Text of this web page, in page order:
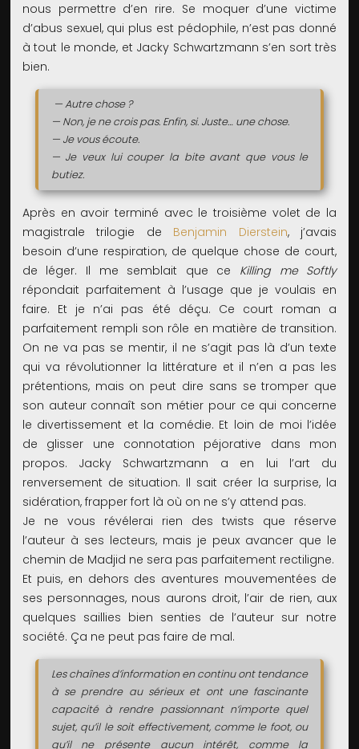
nous permettre d’en rire. Se moquer d’une victime
d’abus sexuel, qui plus est pédophile, n’est pas donné
à tout le monde, et Jacky Schwartzmann s’en sort très
bien.
— Autre chose ?
— Non, je ne crois pas. Enfin, si. Juste… une chose.
— Je vous écoute.
— Je veux lui couper la bite avant que vous le
butiez.
Après en avoir terminé avec le troisième volet de la
magistrale trilogie de Benjamin Dierstein, j’avais
besoin d’une respiration, de quelque chose de court,
de léger. Il me semblait que ce Killing me Softly
répondait parfaitement à l’usage que je voulais en
faire. Et je n’ai pas été déçu. Ce court roman a
parfaitement rempli son rôle en matière de transition.
On ne va pas se mentir, il ne s’agit pas là d’un texte
qui va révolutionner la littérature et il n’en a pas les
prétentions, mais on peut dire sans se tromper que
son auteur connaît son métier pour ce qui concerne
le divertissement et la comédie. Et loin de moi l’idée
de glisser une connotation péjorative dans mon
propos. Jacky Schwartzmann a en lui l’art du
renversement de situation. Il sait créer la surprise, la
sidération, frapper fort là où on ne s’y attend pas.
Je ne vous révélerai rien des twists que réserve
l’auteur à ses lecteurs, mais je peux avancer que le
chemin de Madjid ne sera pas parfaitement rectiligne.
Et puis, en dehors des aventures mouvementées de
ses personnages, nous aurons droit, l’air de rien, aux
quelques saillies bien senties de l’auteur sur notre
société. Ça ne peut pas faire de mal.
Les chaînes d’information en continu ont tendance
à se prendre au sérieux et ont une fascinante
capacité à rendre passionnant n’importe quel
sujet, qu’il le soit effectivement, comme le foot, ou
qu’il ne présente aucun intérêt, comme la